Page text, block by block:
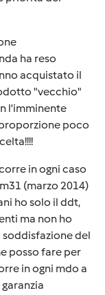
ha reso
acquistato il
"vecchio"
l'imminente
poco
in ogni caso
(marzo 2014)
ho solo il ddt,
ma non ho
soddisfazione del
posso fare per
in ogni mdo a